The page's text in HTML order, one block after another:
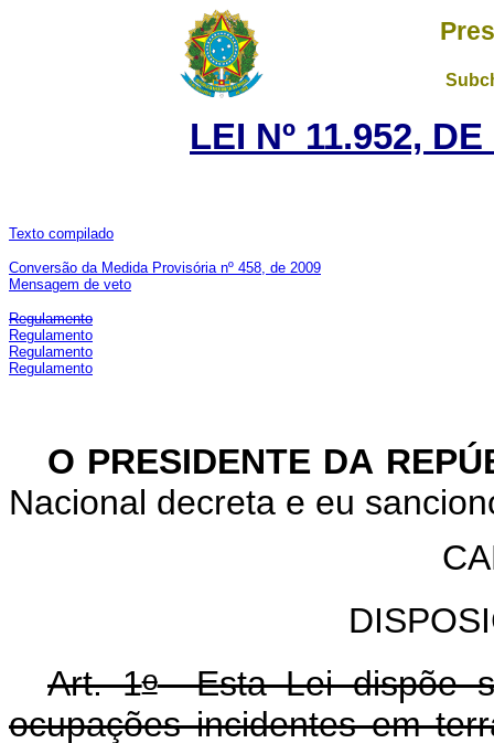
LEI Nº 11.952,
Texto compilado
Conversão da Medida Provisória nº 458, de 2009
Mensagem de veto
Regulamento
Regulamento
Regulamento
Regulamento
O PRESIDENTE DA
Nacional decreta e eu
Art. 1oEsta Lei dispõe
ocupações incidentes em